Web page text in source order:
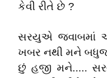
કેવી રીતે છે ?
સરયુએ જવાબમાં
ખબર નથી મને
છું હજી મને.....